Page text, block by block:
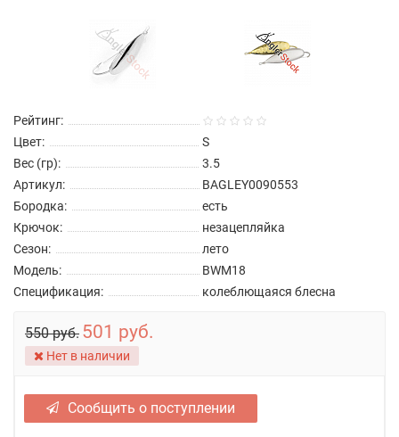
Рейтинг:
Цвет:
S
Вес (гр):
3.5
Артикул:
BAGLEY0090553
Бородка:
есть
Крючок:
незацепляйка
Сезон:
лето
Модель:
BWM18
Спецификация:
колеблющаяся блесна
550 руб. 501 руб.
Нет в наличии
Сообщить о поступлении